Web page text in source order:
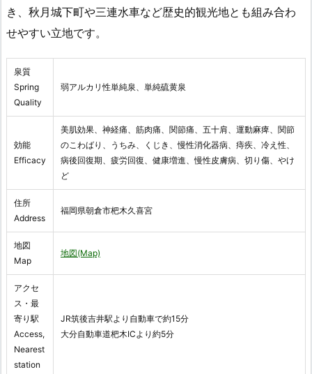
き、秋月城下町や三連水車など歴史的観光地とも組み合わ
せやすい立地です。
泉質
Spring
Quality
弱アルカリ性単純泉、単純硫黄泉
効能
Efficacy
美肌効果、神経痛、筋肉痛、関節痛、五十肩、運動麻痺、関節
のこわばり、うちみ、くじき、慢性消化器病、痔疾、冷え性、
病後回復期、疲労回復、健康増進、慢性皮膚病、切り傷、やけ
ど
住所
Address
福岡県朝倉市杷木久喜宮
地図
Map
地図(Map)
アクセ
ス・最
寄り駅
Access,
Nearest
station
JR筑後吉井駅より自動車で約15分
大分自動車道杷木ICより約5分